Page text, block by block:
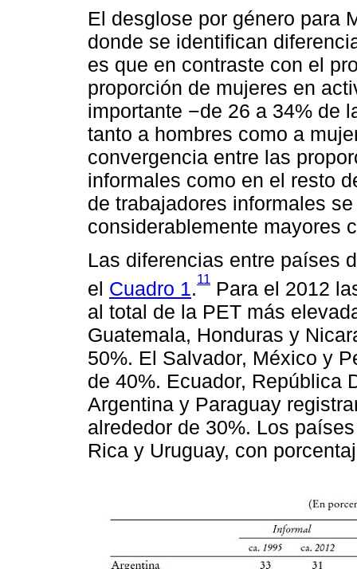
El desglose por género para
donde se identifican
es que en contraste con el
proporción de mujeres en
importante −de 26 a 34% de
tanto a hombres como a
convergencia entre las
informales como en el resto
de trabajadores informales
considerablemente mayores
Las diferencias entre países
el Cuadro 1.11 Para el 2012
al total de la PET más
Guatemala, Honduras y
50%. El Salvador, México y
de 40%. Ecuador, República
Argentina y Paraguay
alrededor de 30%. Los
Rica y Uruguay, con